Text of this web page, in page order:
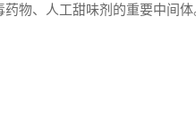
物、人工甜味剂的重要中间体